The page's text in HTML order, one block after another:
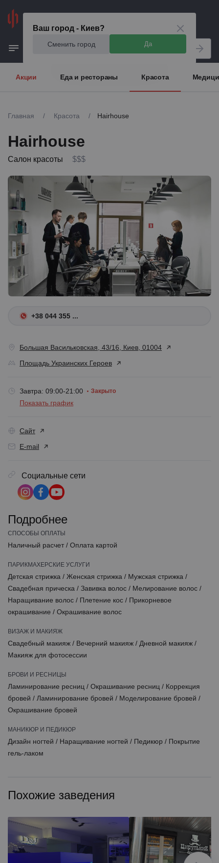
Ваш город - Киев?
Сменить город Да
Акции Еда и рестораны Красота
Главная / Красота / Hairhouse
Hairhouse
Салон красоты $$$
+38 044 355 ...
Большая Васильковская, 43/16, Киев, 01004
Площадь Украинских Героев
Завтра: 09:00-21:00 Закрыто
Показать график
Сайт
E-mail
Социальные сети
Подробнее
СПОСОБЫ ОПЛАТЫ
Наличный расчет / Оплата картой
ПАРИКМАХЕРСКИЕ УСЛУГИ
Детская стрижка / Женская стрижка / Мужская стрижка /
Свадебная прическа / Завивка волос / Мелирование волос /
Наращивание волос / Плетение кос / Прикорневое
окрашивание / Окрашивание волос
ВИЗАЖ И МАКИЯЖ
Свадебный макияж / Вечерний макияж / Дневной макияж /
Макияж для фотосессии
БРОВИ И РЕСНИЦЫ
Ламинирование ресниц / Окрашивание ресниц / Коррекция
бровей / Ламинирование бровей / Моделирование бровей /
Окрашивание бровей
МАНИКЮР И ПЕДИКЮР
Дизайн ногтей / Наращивание ногтей / Педикюр / Покрытие
гель-лаком
Похожие заведения